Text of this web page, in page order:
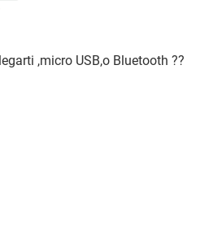
,micro USB,o Bluetooth ??